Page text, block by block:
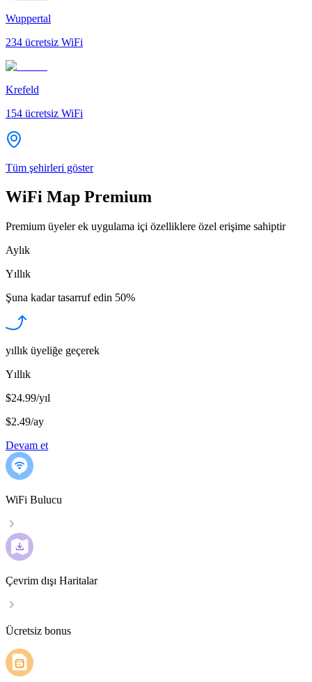
Wuppertal
234 ücretsiz WiFi
Krefeld
154 ücretsiz WiFi
Tüm şehirleri göster
WiFi Map Premium
Premium üyeler ek uygulama içi özelliklere özel erişime sahiptir
Aylık
Yıllık
Şuna kadar tasarruf edin 50%
yıllık üyeliğe geçerek
Yıllık
$24.99/yıl
$2.49/ay
Devam et
WiFi Bulucu
Çevrim dışı Haritalar
Ücretsiz bonus